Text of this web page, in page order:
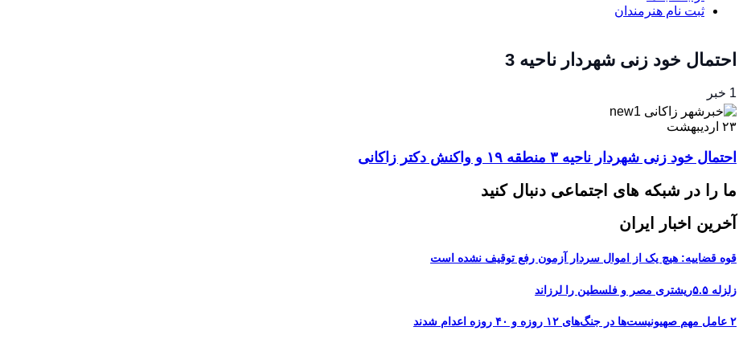
ثبت نام هنرمندان
احتمال خود زنی شهردار ناحیه 3
1 خبر
۲۳ اردیبهشت
احتمال خود زنی شهردار ناحیه ۳ منطقه ۱۹ و واکنش دکتر زاکانی
ما را در شبکه های اجتماعی دنبال کنید
آخرین اخبار ایران
قوه قضاییه: هیچ یک از اموال سردار آزمون رفع توقیف نشده است
زلزله ۵.۵ریشتری مصر و فلسطین را لرزاند
۲ عامل مهم صهیونیست‌ها در جنگ‌های ۱۲ روزه و ۴۰ روزه اعدام شدند